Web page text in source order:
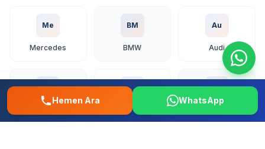
Me
Mercedes
BM
BMW
Au
Audi
Vo To
Toyota
Ho
Hemen Ara WhatsApp